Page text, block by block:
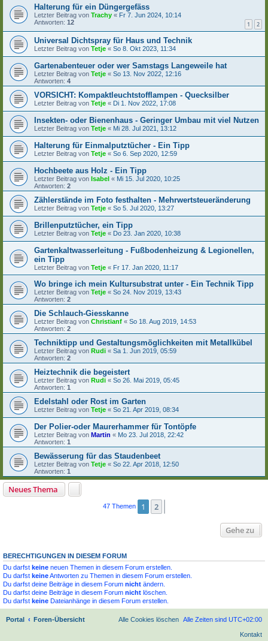
Halterung für ein Düngergefäss
Letzter Beitrag von Trachy « Fr 7. Jun 2024, 10:14
Antworten: 12 1 2
Universal Dichtspray für Haus und Technik
Letzter Beitrag von Tetje « So 8. Okt 2023, 11:34
Gartenabenteuer oder wer Samstags Langeweile hat
Letzter Beitrag von Tetje « So 13. Nov 2022, 12:16
Antworten: 4
VORSICHT: Kompaktleuchtstofflampen - Quecksilber
Letzter Beitrag von Tetje « Di 1. Nov 2022, 17:08
Insekten- oder Bienenhaus - Geringer Umbau mit viel Nutzen
Letzter Beitrag von Tetje « Mi 28. Jul 2021, 13:12
Halterung für Einmalputztücher - Ein Tipp
Letzter Beitrag von Tetje « So 6. Sep 2020, 12:59
Hochbeete aus Holz - Ein Tipp
Letzter Beitrag von Isabel « Mi 15. Jul 2020, 10:25
Antworten: 2
Zählerstände im Foto festhalten - Mehrwertsteueränderung
Letzter Beitrag von Tetje « So 5. Jul 2020, 13:27
Brillenputztücher, ein Tipp
Letzter Beitrag von Tetje « Do 23. Jan 2020, 10:38
Gartenkaltwasserleitung - Fußbodenheizung & Legionellen,
ein Tipp
Letzter Beitrag von Tetje « Fr 17. Jan 2020, 11:17
Wo bringe ich mein Kultursubstrat unter - Ein Technik Tipp
Letzter Beitrag von Tetje « So 24. Nov 2019, 13:43
Antworten: 2
Die Schlauch-Giesskanne
Letzter Beitrag von Christianf « So 18. Aug 2019, 14:53
Antworten: 2
Techniktipp und Gestaltungsmöglichkeiten mit Metallkübel
Letzter Beitrag von Rudi « Sa 1. Jun 2019, 05:59
Antworten: 2
Heiztechnik die begeistert
Letzter Beitrag von Rudi « So 26. Mai 2019, 05:45
Antworten: 1
Edelstahl oder Rost im Garten
Letzter Beitrag von Tetje « So 21. Apr 2019, 08:34
Der Polier-oder Maurerhammer für Tontöpfe
Letzter Beitrag von Martin « Mo 23. Jul 2018, 22:42
Antworten: 1
Bewässerung für das Staudenbeet
Letzter Beitrag von Tetje « So 22. Apr 2018, 12:50
Antworten: 1
Neues Thema
47 Themen 1 2
Gehe zu
BERECHTIGUNGEN IN DIESEM FORUM
Du darfst keine neuen Themen in diesem Forum erstellen.
Du darfst keineAntworten zu Themen in diesem Forum erstellen.
Du darfst deine Beiträge in diesem Forum nicht ändern.
Du darfst deine Beiträge in diesem Forum nicht löschen.
Du darfst keine Dateianhänge in diesem Forum erstellen.
Portal Foren-Übersicht Alle Zeiten sind UTC+02:00
Alle Cookies löschen
Kontakt